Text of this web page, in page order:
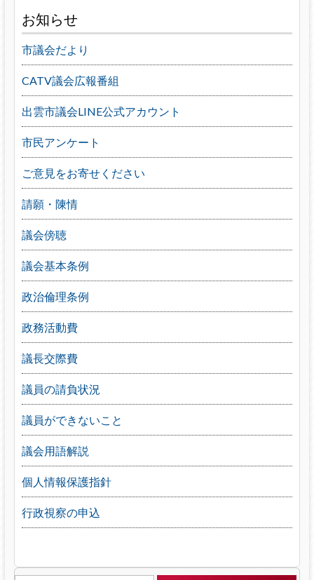
お知らせ
市議会だより
CATV議会広報番組
出雲市議会LINE公式アカウント
市民アンケート
ご意見をお寄せください
請願・陳情
議会傍聴
議会基本条例
政治倫理条例
政務活動費
議長交際費
議員の請負状況
議員ができないこと
議会用語解説
個人情報保護指針
行政視察の申込